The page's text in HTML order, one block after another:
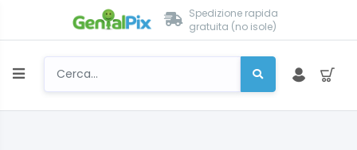
Spedizione rapida
gratuita (no isole)